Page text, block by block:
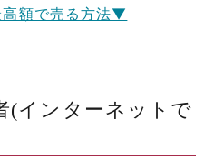
額で売る方法▼
(インターネットで